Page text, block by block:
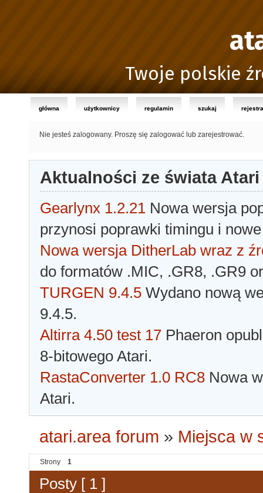
Twoje polskie
główna użytkownicy regulamin szukaj
Nie jesteś zalogowany. Proszę się zalogować lub zarejestrować.
Aktualności ze świata Atari
Gearlynx 1.2.21 Nowa wersja
przynosi poprawki timingu i
Nowa wersja DitherLab wraz z
do formatów .MIC, .GR8, .GR9
TURGEN 9.4.5 Wydano nową
9.4.5.
Altirra 4.50 test 17 Phaeron
8-bitowego Atari.
RastaConverter 1.0 RC8 Nowa
Atari.
atari.area forum » Miejsca w
Strony 1
Posty [ 1 ]